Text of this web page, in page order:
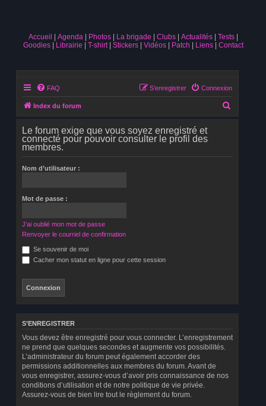
Accueil Agenda Photos La brigade Clubs Actualités
Tests
Goodies
Librairie T-shirt Stickers Vidéos Patch Liens Contact
FAQ Connexion
S’enregistrer
Index du forum
Le forum exige que vous soyez enregistré et
connecté pour pouvoir consulter le profil des
membres.
Nom d’utilisateur :
Mot de passe :
J’ai oublié mon mot de passe
Renvoyer le courriel de confirmation
Se souvenir de moi
Cacher mon statut en ligne pour cette session
S’ENREGISTRER
Vous devez être enregistré pour vous connecter. L’enregistrement
ne prend que quelques secondes et augmente vos possibilités.
L’administrateur du forum peut également accorder des
permissions additionnelles aux membres du forum. Avant de
vous enregistrer, assurez-vous d’avoir pris connaissance de nos
conditions d’utilisation et de notre politique de vie privée.
Assurez-vous de bien lire tout le règlement du forum.